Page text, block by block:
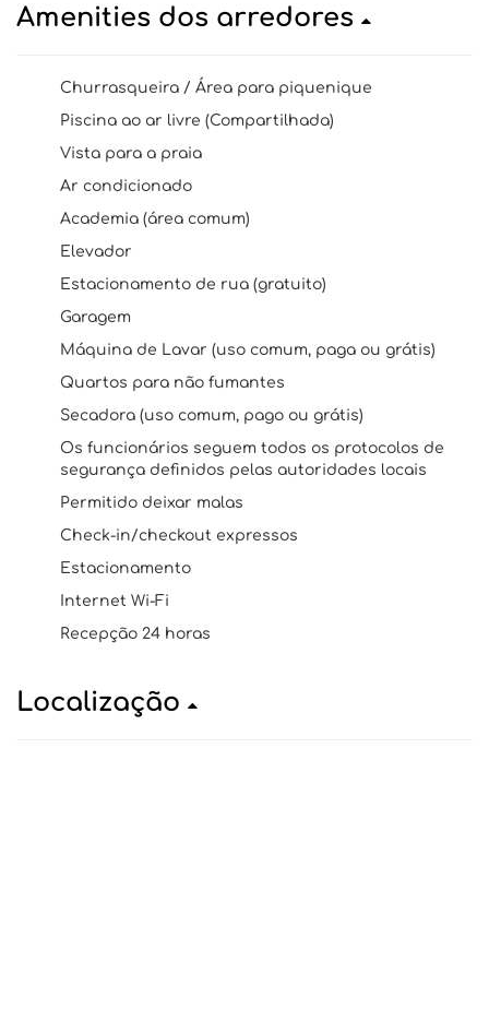
Amenities dos arredores
Churrasqueira / Área para piquenique
Piscina ao ar livre (Compartilhada)
Vista para a praia
Ar condicionado
Academia (área comum)
Elevador
Estacionamento de rua (gratuito)
Garagem
Máquina de Lavar (uso comum, paga ou grátis)
Quartos para não fumantes
Secadora (uso comum, pago ou grátis)
Os funcionários seguem todos os protocolos de
segurança definidos pelas autoridades locais
Permitido deixar malas
Check-in/checkout expressos
Estacionamento
Internet Wi-Fi
Recepção 24 horas
Localização